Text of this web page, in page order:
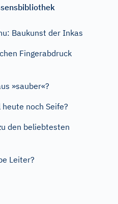
Baukunst der Inkas
Fingerabdruck
»sauber«?
noch Seife?
den beliebtesten
Leiter?